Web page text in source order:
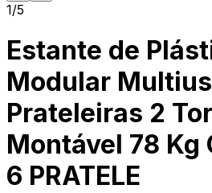
1/5
Estante de
Modular
Prateleiras 2
Montável 78 Kg
6 PRATELE